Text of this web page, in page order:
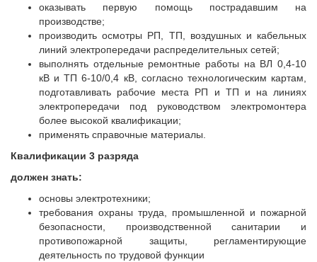
оказывать первую помощь пострадавшим на
производстве;
производить осмотры РП, ТП, воздушных и кабельных
линий электропередачи распределительных сетей;
выполнять отдельные ремонтные работы на ВЛ 0,4-10
кВ и ТП 6-10/0,4 кВ, согласно технологическим картам,
подготавливать рабочие места РП и ТП и на линиях
электропередачи под руководством электромонтера
более высокой квалификации;
применять справочные материалы.
Квалификации 3 разряда
должен знать:
основы электротехники;
требования охраны труда, промышленной и пожарной
безопасности, производственной санитарии и
противопожарной защиты, регламентирующие
деятельность по трудовой функции